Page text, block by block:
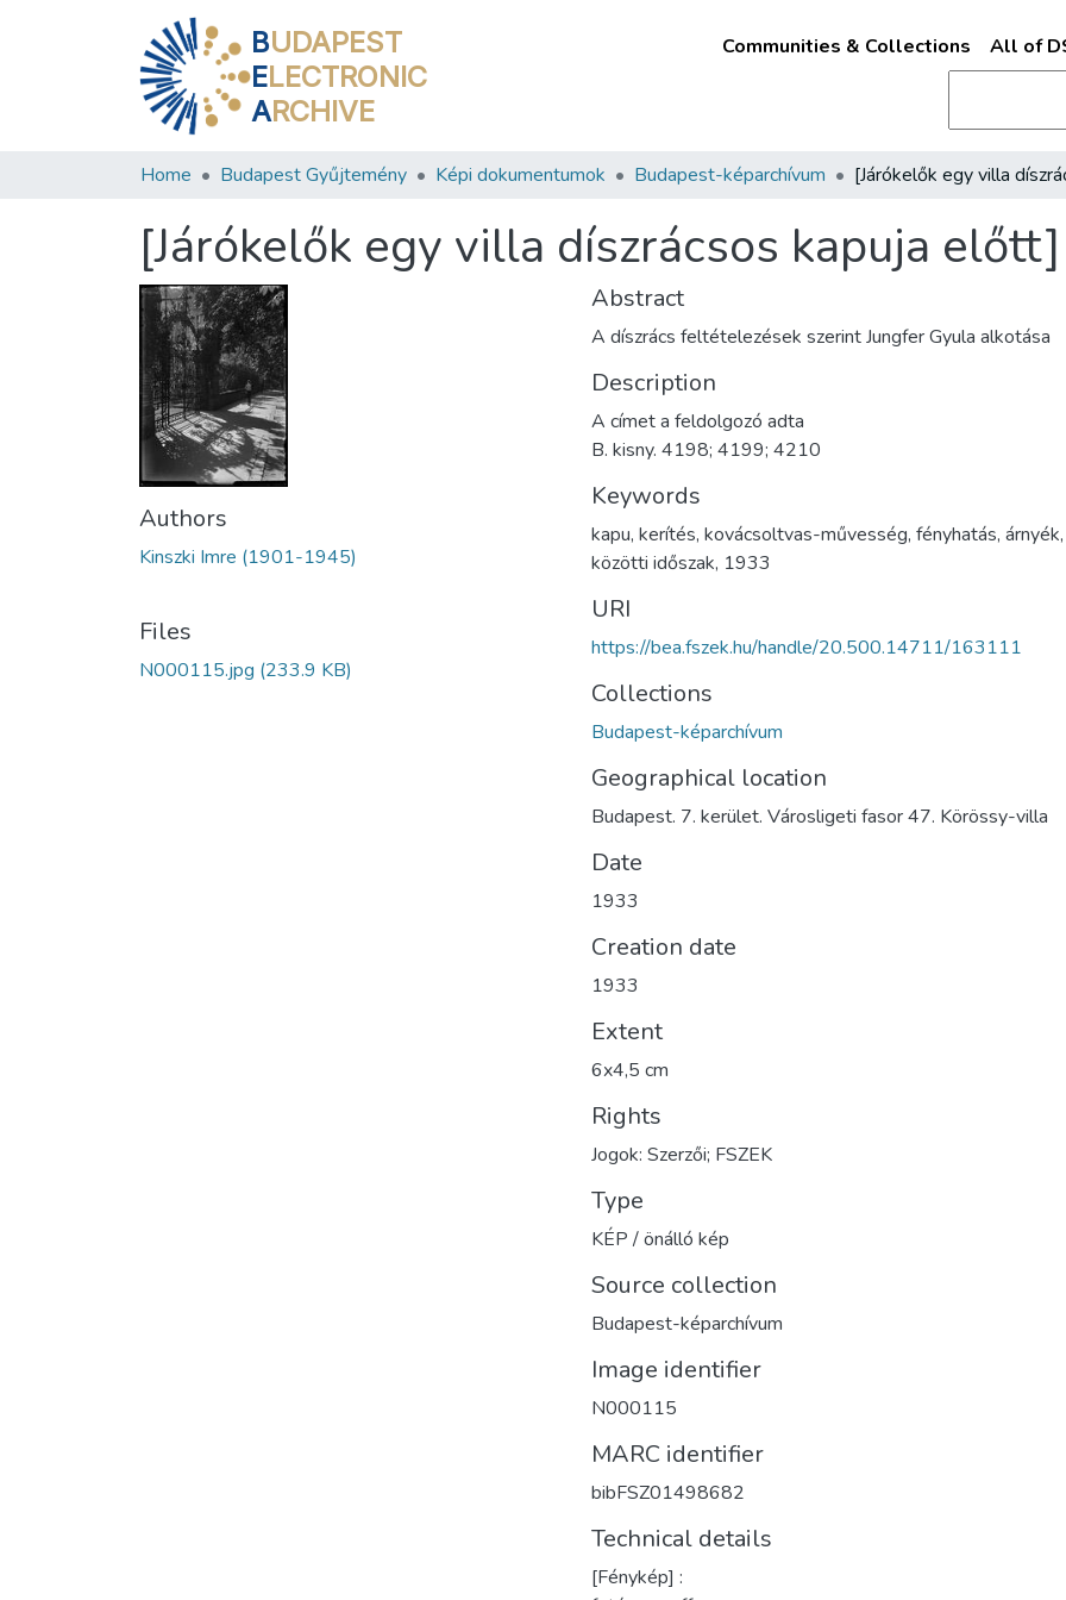
BUDAPEST
ELECTRONIC
ARCHIVE
Communities & Collections All of
Home Budapest Gyűjtemény Képi dokumentumok Budapest-képarchívum
[Járókelők egy villa díszrácsos kapuja
Authors
Kinszki Imre (1901-1945)
Files
N000115.jpg (233.9 KB)
Abstract
A díszrács feltételezések szerint Jungfer Gyula alkotása
Description
A címet a feldolgozó adta
B. kisny. 4198; 4199; 4210
Keywords
kapu, kerítés, kovácsoltvas-művesség, fényhatás, árnyék,
közötti időszak, 1933
URI
https://bea.fszek.hu/handle/20.500.14711/163111
Collections
Budapest-képarchívum
Geographical location
Budapest. 7. kerület. Városligeti fasor 47. Körössy-villa
Date
1933
Creation date
1933
Extent
6x4,5 cm
Rights
Jogok: Szerzői; FSZEK
Type
KÉP / önálló kép
Source collection
Budapest-képarchívum
Image identifier
N000115
MARC identifier
bibFSZ01498682
Technical details
[Fénykép] :